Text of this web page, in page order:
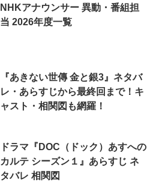
NHKアナウンサー 異動・番組担
当 2026年度一覧
『あきない世傳 金と銀3』ネタバ
レ・あらすじから最終回まで！キ
ャスト・相関図も網羅！
ドラマ『DOC（ドック）あすへの
カルテ シーズン１』あらすじ ネ
タバレ 相関図